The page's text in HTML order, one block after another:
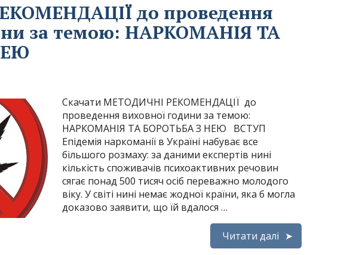
до проведення
за темою: НАРКОМАНІЯ ТА
Скачати МЕТОДИЧНІ РЕКОМЕНДАЦІЇ до
проведення виховної години за темою:
НАРКОМАНІЯ ТА БОРОТЬБА З НЕЮ ВСТУП
Епідемія наркоманії в Україні набуває все
більшого розмаху: за даними експертів нині
кількість споживачів психоактивних речовин
сягає понад 500 тисяч осіб переважно молодого
віку. У світі нині немає жодної країни, яка б могла
доказово заявити, що їй вдалося …
Читати далі